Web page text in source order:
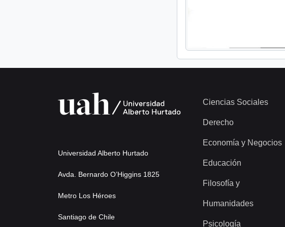
Universidad Alberto Hurtado
Avda. Bernardo O’Higgins 1825
Metro Los Héroes
Santiago de Chile
Ciencias Sociales
Derecho
Economía y Negocios
Educación
Filosofía y
Humanidades
Psicología